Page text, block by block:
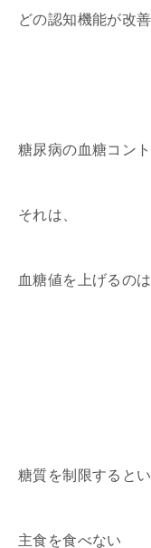
どの認知機能が改
糖尿病の血糖コン
それは、
血糖値を上げるの
糖質を制限するとい
主食を食べない